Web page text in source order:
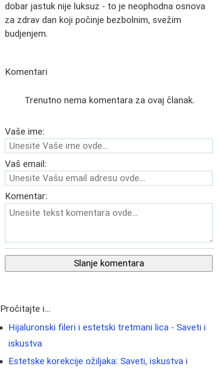
dobar jastuk nije luksuz - to je neophodna osnova
za zdrav dan koji počinje bezbolnim, svežim
budjenjem.
Komentari
Trenutno nema komentara za ovaj članak.
Vaše ime:
Vaš email:
Komentar:
Slanje komentara
Pročitajte i...
Hijaluronski fileri i estetski tretmani lica - Saveti i
iskustva
Estetske korekcije ožiljaka: Saveti, iskustva i